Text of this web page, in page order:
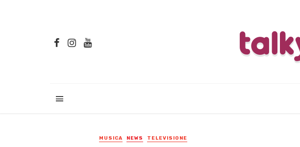
MUSICA NEWS TELEVISIONE